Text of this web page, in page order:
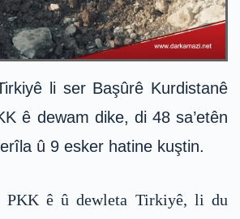
li ser Başûrê Kurdistanê
ê dewam dike, di 48 sa’etên
û 9 esker hatine kuştin.
PKK ê û dewleta Tirkiyê, li du